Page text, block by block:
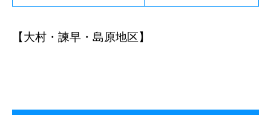
【大村・諫早・島原地区】